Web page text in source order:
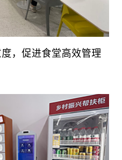
，促进食堂高效管理